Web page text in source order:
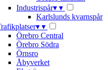
Industrispår▾ ▾
Karlslunds kvarnspår
▾ ▾
Örebro Central
Örebro Södra
Örnsro
Åbyverket